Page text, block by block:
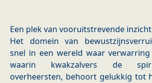
Een plek van vooruitstrevende
Het domein van
snel in een wereld waar
waarin kwakzalvers de
overheersten, behoort gelukkig tot